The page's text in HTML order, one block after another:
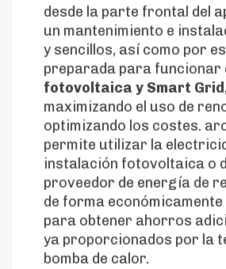
desde la parte frontal del
un mantenimiento e
y sencillos, así como por
preparada para funcionar
fotovoltaica y Smart Grid,
maximizando el uso de
optimizando los costes.
permite utilizar la
instalación fotovoltaica o
proveedor de energía de
de forma
para obtener ahorros
ya proporcionados por la
bomba de calor.